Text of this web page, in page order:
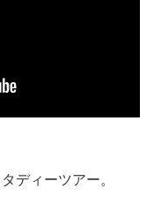
ディーツアー。